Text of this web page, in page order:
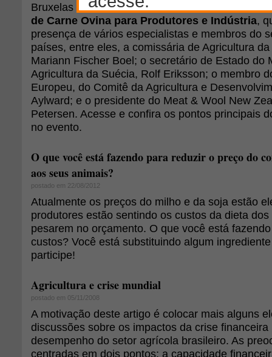
Bruxelas foi sede nos dias 8 e 9 de outubro do
de Carne Ovina para Produtores e Indústria,
presença de vários especialistas e membros do
países, entre eles, a comissária de Agricultura
Mariann Fischer Boel; o secretário de Estado do
Agricultura da Suécia, Rolf Eriksson; o membro
Europeu, do Comitê da Agricultura e
Aylward; e o presidente do Meat & Wool New
Petersen. Acesse e confira os pontos principais
no evento.
O que você está fazendo para reduzir o preço do
aos seus animais?
postado em 22/08/2012
Atualmente os preços do milho e da soja estão
produtores estão sentindo os custos da dieta
pesarem no orçamento. O que você está
custos? Você está substituindo algum
participe!
Agricultura e crise mundial
postado em 05/11/2008
A motivação deste artigo é colocar mais alguns
discussões sobre os impactos da crise financeira
desempenho do setor agrícola brasileiro. As
centradas em dois pontos: a capacidade